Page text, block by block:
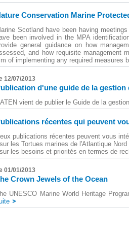
Conservation Marine
Scotland have been having
been involved in the MPA
general guidance on how
and how requisite management
of implementing any required measures
12/07/2013
d'une guide de la
vient de publier le Guide de la
récentes qui peuvent
publications récentes peuvent vous
les Tortues marines de l'Atlantique
les besoins et priorités en termes de
01/01/2013
Crown Jewels of the Ocean
UNESCO Marine World Heritage